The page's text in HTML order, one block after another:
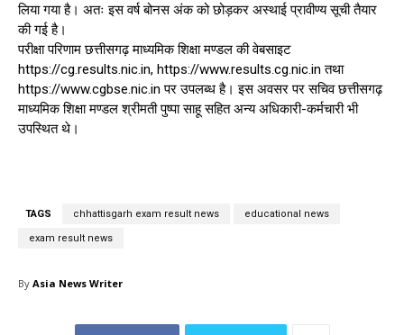
लिया गया है। अतः इस वर्ष बोनस अंक को छोड़कर अस्थाई प्रावीण्य सूची तैयार
की गई है।
परीक्षा परिणाम छत्तीसगढ़ माध्यमिक शिक्षा मण्डल की वेबसाइट
https://cg.results.nic.in, https://www.results.cg.nic.in तथा
https://www.cgbse.nic.in पर उपलब्ध है। इस अवसर पर सचिव छत्तीसगढ़
माध्यमिक शिक्षा मण्डल श्रीमती पुष्पा साहू सहित अन्य अधिकारी-कर्मचारी भी
उपस्थित थे।
TAGS chhattisgarh exam result news educational news
exam result news
By Asia News Writer